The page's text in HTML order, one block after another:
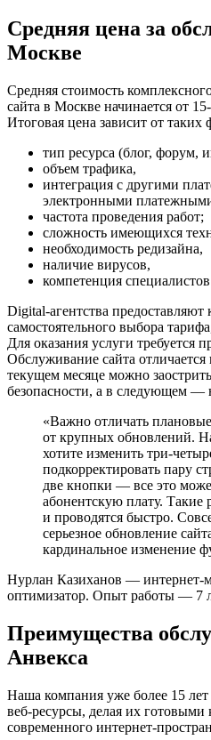
Средняя цена за
Москве
Средняя стоимость
сайта в Москве начинается от
Итоговая цена зависит от таких
тип ресурса (блог, форум,
объем трафика,
интеграция с другими
электронными
частота проведения работ;
сложность имеющихся
необходимость редизайна,
наличие вирусов,
компетенция
Digital-агентства
самостоятельного выбора
Для оказания услуги требуется
Обслуживание сайта
текущем месяце можно
безопасности, а в следующем —
«Важно отличать
от крупных обновлений.
хотите изменить три-
подкорректировать пару
две кнопки — все это
абонентскую плату. Такие
и проводятся быстро.
серьезное обновление
кардинальное изменение
Нурлан Казиханов — интернет-
оптимизатор. Опыт работы — 7
Преимущества
Анвекса
Наша компания уже более 15
веб-ресурсы, делая их
современного интернет-